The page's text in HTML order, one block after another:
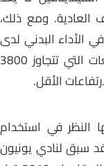
ومع ذلك،
البدني لدى
فئة محدودة من الرياضيين في المرتفعات التي تتجاوز 3800
الأقل.
في استخدام
لنادي يونيون